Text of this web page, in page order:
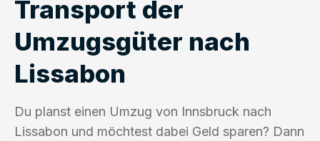
Transport der
Umzugsgüter nach
Lissabon
Du planst einen Umzug von Innsbruck nach
Lissabon und möchtest dabei Geld sparen? Dann